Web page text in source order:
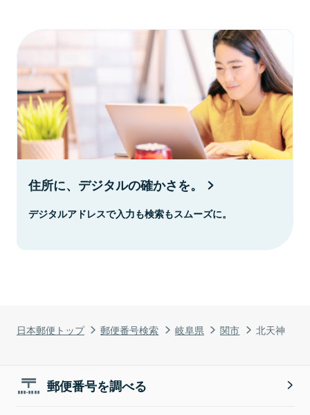
日本郵便トップ 郵便番号検索 岐阜県 関市 北天神
住所に、デジタルの確かさを。
デジタルアドレスで入力も検索もスムーズに。
郵便番号を調べる